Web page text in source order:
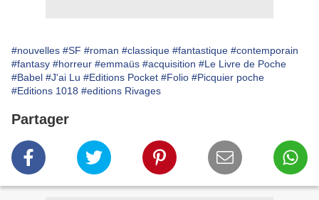
#nouvelles #SF #roman #classique #fantastique #contemporain
#fantasy #horreur #emmaüs #acquisition #Le Livre de Poche
#Babel #J'ai Lu #Editions Pocket #Folio #Picquier poche
#Editions 1018 #editions Rivages
Partager